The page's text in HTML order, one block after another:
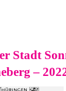
Stadt
–